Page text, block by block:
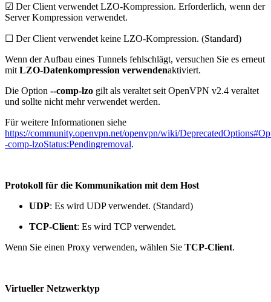
☑ Der Client verwendet LZO-Kompression. Erforderlich, wenn der
Server Kompression verwendet.
☐ Der Client verwendet keine LZO-Kompression. (Standard)
Wenn der Aufbau eines Tunnels fehlschlägt, versuchen Sie es erneut
mit LZO-Datenkompression verwendenaktiviert.
Die Option --comp-lzo gilt als veraltet seit OpenVPN v2.4 veraltet
und sollte nicht mehr verwendet werden.
Für weitere Informationen siehe
https://community.openvpn.net/openvpn/wiki/
-comp-lzoStatus:Pendingremoval.
Protokoll für die Kommunikation mit dem Host
UDP: Es wird UDP verwendet. (Standard)
TCP-Client: Es wird TCP verwendet.
Wenn Sie einen Proxy verwenden, wählen Sie TCP-Client.
Virtueller Netzwerktyp